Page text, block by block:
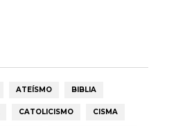
ATEÍSMO BIBLIA
CATOLICISMO CISMA